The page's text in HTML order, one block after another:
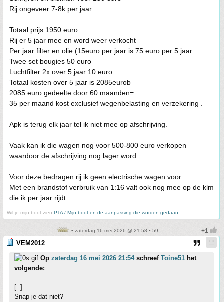
Rij ongeveer 7-8k per jaar .
Totaal prijs 1950 euro .
Rij er 5 jaar mee en word weer verkocht
Per jaar filter en olie (15euro per jaar is 75 euro per 5 jaar .
Twee set bougies 50 euro
Luchtfilter 2x over 5 jaar 10 euro
Totaal kosten over 5 jaar is 2085eurob
2085 euro gedeelte door 60 maanden=
35 per maand kost exclusief wegenbelasting en verzekering .
Apk is terug elk jaar tel ik niet mee op afschrijving.
Vaak kan ik die wagen nog voor 500-800 euro verkopen
waardoor de afschrijving nog lager word
Voor deze bedragen rij ik geen electrische wagen voor.
Met een brandstof verbruik van 1:16 valt ook nog mee op de klm
die ik per jaar rijdt.
Wil je mijn boot zien PTA / Mijn boot en de aanpassing die worden gedaan.
• zaterdag 16 mei 2026 @ 21:58 • 59
VEM2012
Op zaterdag 16 mei 2026 21:54schreef Toine51 het
volgende:
[..]
Snap je dat niet?